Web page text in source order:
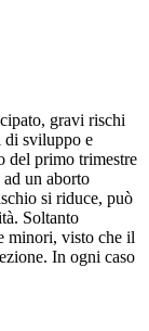
gravi rischi
di sviluppo e
del primo trimestre
un aborto
si riduce, può
Soltanto
minori, visto che il
In ogni caso